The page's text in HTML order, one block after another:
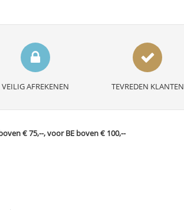
VEILIG AFREKENEN TEVREDEN KLANTEN
€ 75,--, voor BE boven € 100,--